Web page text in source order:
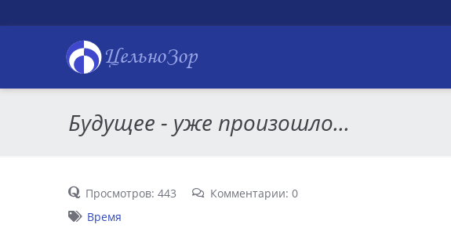
ЦельноЗор
Будущее - уже произошло...
Просмотров: 443 Комментарии: 0
Время